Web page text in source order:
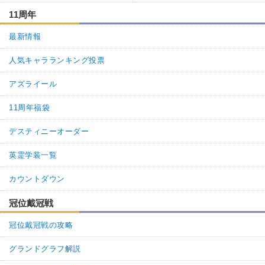
11周年
最新情報
人気キャラランキング投票
アズライール
11周年福袋
デスティニーオーダー
英霊学装一覧
カウントダウン
冠位戴冠戦
冠位戴冠戦の攻略
グランドグラフ解説